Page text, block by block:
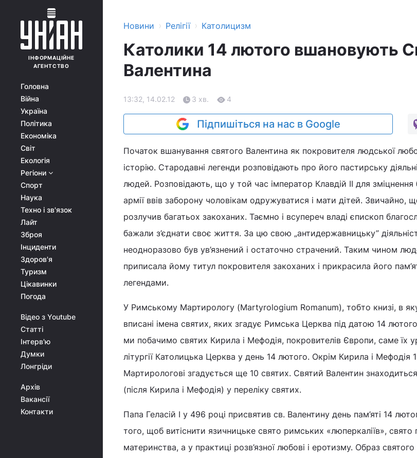
ІНФОРМАЦІЙНЕ
АГЕНТСТВО
Головна
Війна
Україна
Політика
Економіка
Світ
Екологія
Регіони
Спорт
Наука
Техно і зв'язок
Лайт
Зброя
Інциденти
Здоров'я
Туризм
Цікавинки
Погода
Відео з Youtube
Статті
Інтерв'ю
Думки
Лонгріди
Архів
Вакансії
Контакти
Новини › Релігії › Католицизм
Католики 14 лютого вшановують
Валентина
13:32, 14.02.12 3 хв. 4
Підпишіться на нас в Google
Початок вшанування святого Валентина як покровителя людської
історію. Стародавні легенди розповідають про його пастирську
людей. Розповідають, що у той час імператор Клавдій II для зміцнення
армії ввів заборону чоловікам одружуватися і мати дітей. Звичайно,
розлучив багатьох закоханих. Таємно і всупереч владі єпископ
бажали з’єднати своє життя. За цю свою „антидержавницьку”
неодноразово був ув’язнений і остаточно страчений. Таким чином
приписала йому титул покровителя закоханих і прикрасила його
легендами.
У Римському Мартирологу (Martyrologium Romanum), тобто книзі, в
вписані імена святих, яких згадує Римська Церква під датою 14
ми побачимо святих Кирила і Мефодія, покровителів Європи, саме їх
літургії Католицька Церква у день 14 лютого. Окрім Кирила і Мефодія
Мартирологові згадується ще 10 святих. Святий Валентин
(після Кирила і Мефодія) у переліку святих.
Папа Геласій I у 496 році присвятив св. Валентину день пам’яті 14
того, щоб витіснити язичницьке свято римських «люперкаліїв», свято
материнства, а у практиці розв’язної любові і еротизму. Образ